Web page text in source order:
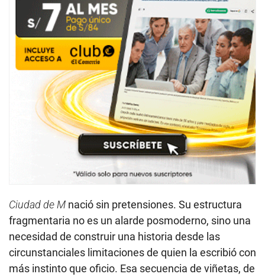
Ciudad de M nació sin pretensiones. Su estructura
fragmentaria no es un alarde posmoderno, sino una
necesidad de construir una historia desde las
circunstanciales limitaciones de quien la escribió con
más instinto que oficio. Esa secuencia de viñetas, de